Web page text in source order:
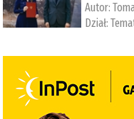
Autor:
Dział: